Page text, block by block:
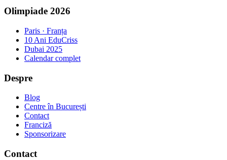
Olimpiade 2026
Paris · Franța
10 Ani EduCriss
Dubai 2025
Calendar complet
Despre
Blog
Centre în București
Contact
Franciză
Sponsorizare
Contact